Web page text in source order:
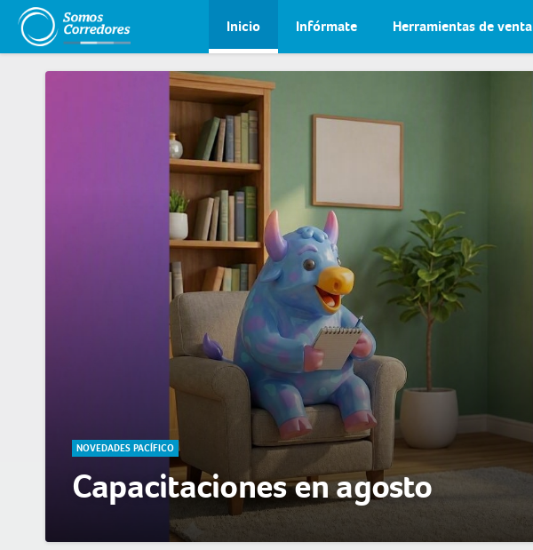
Inicio Infórmate Herramientas de venta
NOVEDADES PACÍFICO
Capacitaciones en agosto